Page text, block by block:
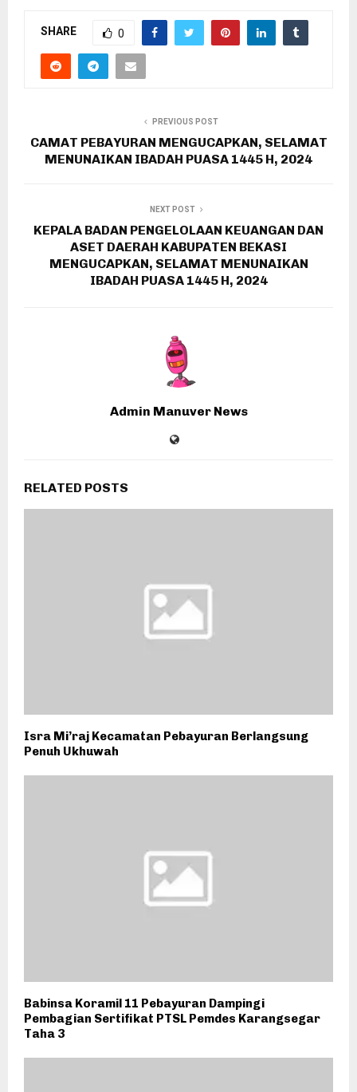
SHARE 0
PREVIOUS POST
CAMAT PEBAYURAN MENGUCAPKAN, SELAMAT
MENUNAIKAN IBADAH PUASA 1445 H, 2024
NEXT POST
KEPALA BADAN PENGELOLAAN KEUANGAN DAN
ASET DAERAH KABUPATEN BEKASI
MENGUCAPKAN, SELAMAT MENUNAIKAN
IBADAH PUASA 1445 H, 2024
Admin Manuver News
RELATED POSTS
Isra Mi’raj Kecamatan Pebayuran Berlangsung
Penuh Ukhuwah
Babinsa Koramil 11 Pebayuran Dampingi
Pembagian Sertifikat PTSL Pemdes Karangsegar
Taha 3